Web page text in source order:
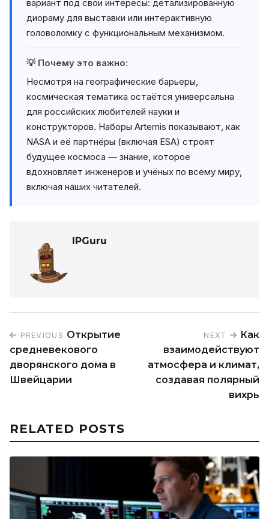
вариант под свои интересы: детализированную
диораму для выставки или интерактивную
головоломку с функциональным механизмом.
💡 Почему это важно:
Несмотря на географические барьеры,
космическая тематика остаётся универсальна
для российских любителей науки и
конструкторов. Наборы Artemis показывают, как
NASA и её партнёры (включая ESA) строят
будущее космоса — знание, которое
вдохновляет инженеров и учёных по всему миру,
включая наших читателей.
IPGuru
PREVIOUS Открытие
средневекового
дворянского дома в
Швейцарии
NEXT
Как
взаимодействуют
атмосфера и климат,
создавая полярный
вихрь
RELATED POSTS